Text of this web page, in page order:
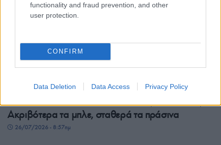
functionality and fraud prevention, and other
user protection.
CONFIRM
Data Deletion Data Access Privacy Policy
Ακριβότερα τα μπλε, σταθερά τα πράσινα
26/07/2026 - 8:57πμ